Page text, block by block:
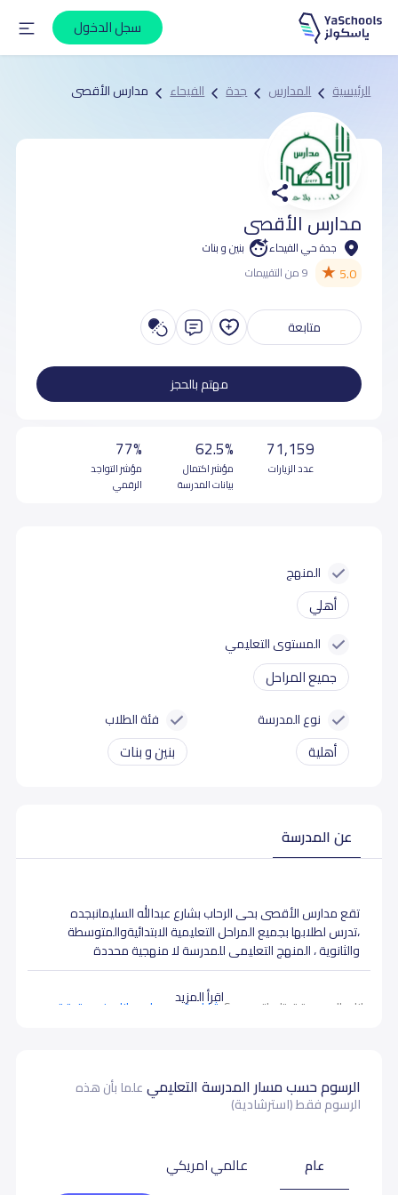
سجل الدخول
الرئيسية المدارس جدة الفيحاء مدارس الأقصى
مدارس الأقصى
جدة حي الفيحاء بنين و بنات
5.0
★ 9 من التقييمات
متابعة
مهتم بالحجز
71,159
عدد الزيارات
62.5%
مؤشر اكتمال
بيانات المدرسة
77%
مؤشر التواجد
الرقمي
المنهج
أهلي
المستوى التعليمي
جميع المراحل
نوع المدرسة
أهلية
فئة الطلاب
بنين و بنات
عن المدرسة
اقرأ المزيد
تقع مدارس الأقصى بحى الرحاب بشارع عبدالله السليمانبجده
،تدرس لطلابها بجميع المراحل التعليمية الابتدائيةوالمتوسطة
والثانوية ، المنهج التعليمى للمدرسة لا منهجية محددة
بيانات المدرسة تحتاج لتصحيح ؟شارك بتصحيح اي بيانات غير دقيقة
الرسوم حسب مسار المدرسة التعليميعلما بأن هذه
الرسوم فقط (استرشادية)
عام
عالمي امريكي